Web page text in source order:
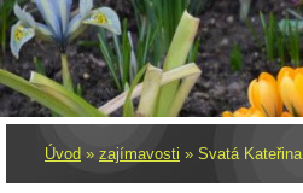
Úvod » zajímavosti » Svatá Kateřina